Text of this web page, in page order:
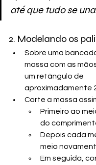
até que tudo se
2. Modelando os
Sobre uma
massa com as
um retângulo de
aproximadamente
Corte a massa
Primeiro ao
do
Depois cada
meio
Em seguida,